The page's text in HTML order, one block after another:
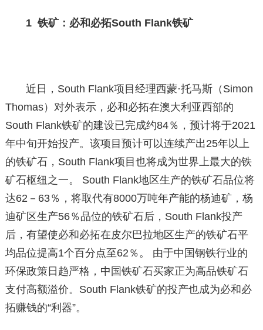
1 铁矿：必和必拓South Flank铁矿
近日，South Flank项目经理西蒙·托马斯（Simon
Thomas）对外表示，必和必拓在澳大利亚西部的
South Flank铁矿的建设已完成约84％，预计将于2021
年中旬开始投产。该项目预计可以连续产出25年以上
的铁矿石，South Flank项目也将成为世界上最大的铁
矿石枢纽之一。 South Flank地区生产的铁矿石品位将
达62－63％，将取代有8000万吨年产能的杨迪矿，杨
迪矿区生产56％品位的铁矿石后，South Flank投产
后，有望使必和必拓在皮尔巴拉地区生产的铁矿石平
均品位提高1个百分点至62％。 由于中国钢铁行业的
环保政策日趋严格，中国铁矿石买家正为高品铁矿石
支付高额溢价。South Flank铁矿的投产也成为必和必
拓赚钱的“利器”。